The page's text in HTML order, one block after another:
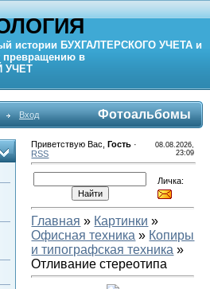
истории БУХГАЛТЕРСКОГО УЧЕТА и
превращению в
УЧЕТ
Вход Фотоальбомы
Приветствую Вас ,Гость ·
RSS
08.08.2026,
23:09
Личка:
Главная » Картинки »
Офисная техника » Копиры
и типографская техника »
Отливание стереотипа